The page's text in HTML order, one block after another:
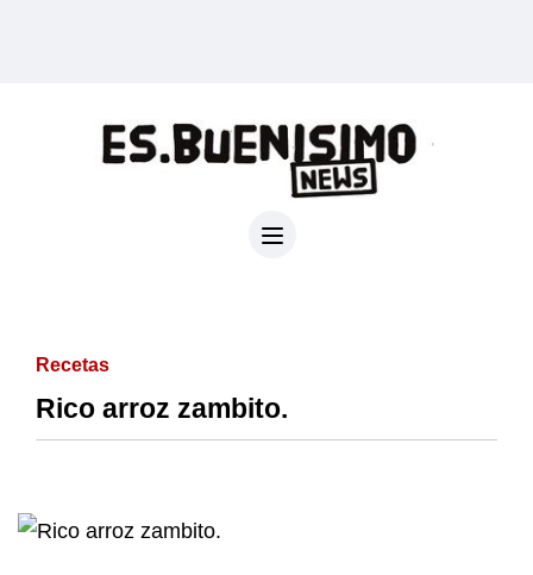
Recetas
Rico arroz zambito.